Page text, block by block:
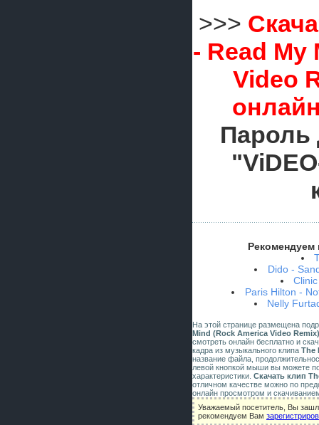
>>>
- Read My
Video
Пароль
Рекомендуем
Dido -
Paris Hilton -
Nelly
На этой странице размещена
Mind (Rock America Video Remix)
смотреть онлайн бесплатно и
кадра из музыкального клипа The
название файла,
левой кнопкой мыши вы можете
характеристики. Скачать клип
отличном качестве можно по
онлайн просмотром и
Уважаемый посетитель, Вы
рекомендуем Вам